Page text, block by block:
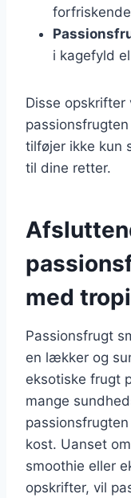
i kagefyld
Disse opskrifter
tilføjer ikke kun
til dine retter.
med
Passionsfrugt
en lækker og
eksotiske frugt
mange
kost. Uanset
smoothie eller
opskrifter, vil